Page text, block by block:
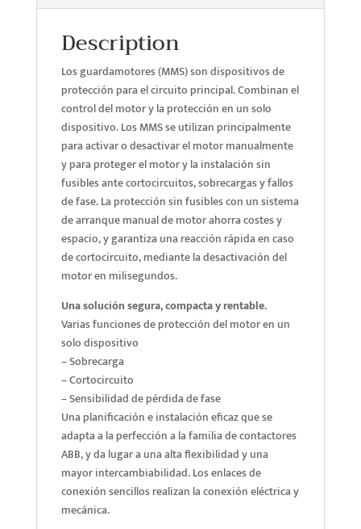
Description
Los guardamotores (MMS) son dispositivos de
protección para el circuito principal. Combinan el
control del motor y la protección en un solo
dispositivo. Los MMS se utilizan principalmente
para activar o desactivar el motor manualmente
y para proteger el motor y la instalación sin
fusibles ante cortocircuitos, sobrecargas y fallos
de fase. La protección sin fusibles con un sistema
de arranque manual de motor ahorra costes y
espacio, y garantiza una reacción rápida en caso
de cortocircuito, mediante la desactivación del
motor en milisegundos.
Una solución segura, compacta y rentable.
Varias funciones de protección del motor en un
solo dispositivo
– Sobrecarga
– Cortocircuito
– Sensibilidad de pérdida de fase
Una planificación e instalación eficaz que se
adapta a la perfección a la familia de contactores
ABB, y da lugar a una alta flexibilidad y una
mayor intercambiabilidad. Los enlaces de
conexión sencillos realizan la conexión eléctrica y
mecánica.